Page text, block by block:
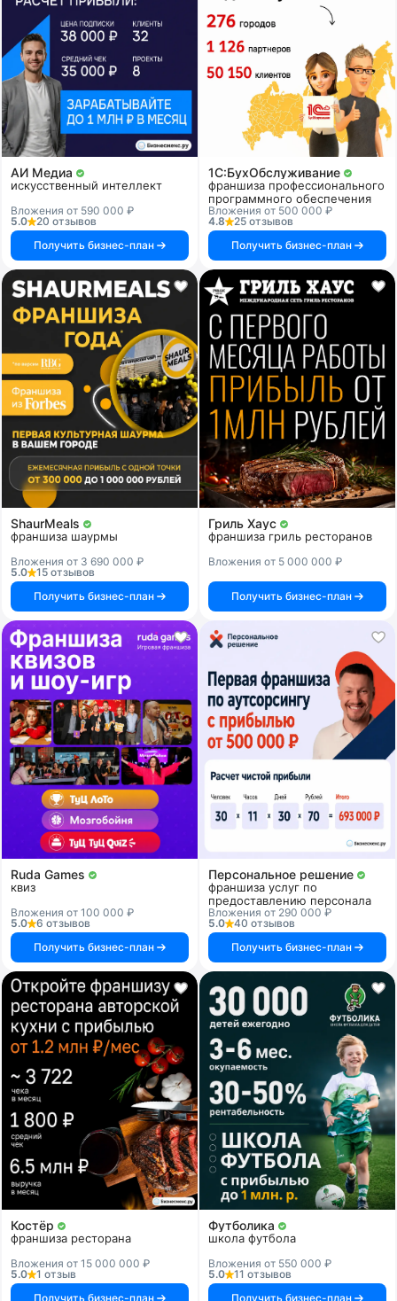
АИ Медиа
искусственный интеллект
Вложения от 590 000 ₽
5.0
20 отзывов
Получить бизнес-план
1C:БухОбслуживание
франшиза профессионального
программного обеспечения
Вложения от 500 000 ₽
4.8
25 отзывов
Получить бизнес-план
ShaurMeals
франшиза шаурмы
Вложения от 3 690 000 ₽
5.0
15 отзывов
Получить бизнес-план
Гриль Хаус
франшиза гриль ресторанов
Вложения от 5 000 000 ₽
Получить бизнес-план
Ruda Games
квиз
Вложения от 100 000 ₽
5.0
6 отзывов
Получить бизнес-план
Персональное решение
франшиза услуг по
предоставлению персонала
Вложения от 290 000 ₽
5.0
40 отзывов
Получить бизнес-план
Костёр
франшиза ресторана
Вложения от 15 000 000 ₽
5.0
1 отзыв
Получить бизнес-план
Футболика
школа футбола
Вложения от 550 000 ₽
5.0
11 отзывов
Получить бизнес-план